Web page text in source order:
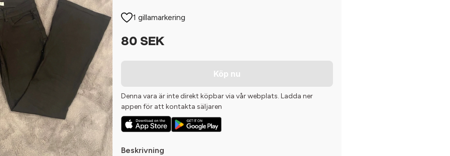
1 gillamarkering
80 SEK
Köp nu
Denna vara är inte direkt köpbar via vår webplats. Ladda ner
appen för att kontakta säljaren
Beskrivning